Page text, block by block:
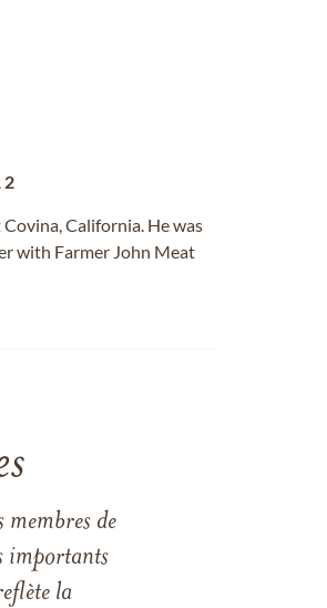
California. He was
with Farmer John Meat
de
importants
la